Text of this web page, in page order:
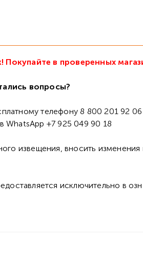
Покупайте в проверенных
вопросы?
телефону 8 800 201 92 06
WhatsApp +7 925 049 90 18
извещения, вносить
исключительно в